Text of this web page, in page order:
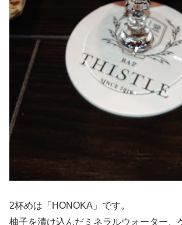
2杯めは「HONOKA」です。
柚子を漬け込んだミネラルウォーター、